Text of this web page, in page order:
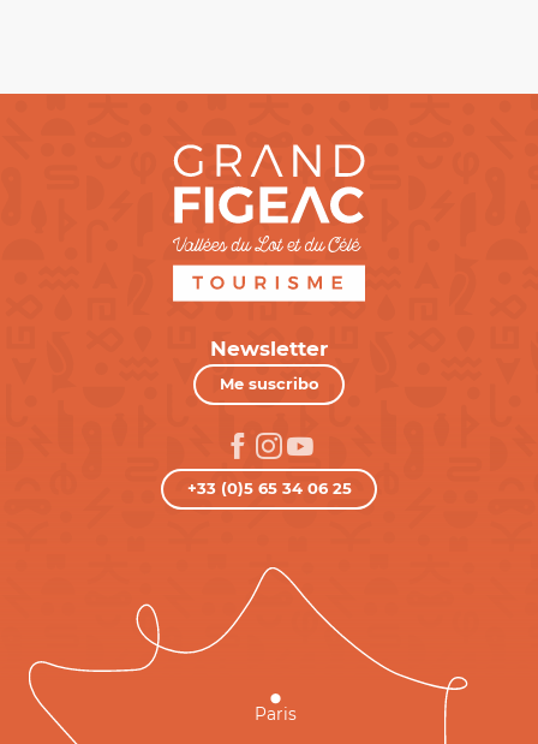
Newsletter
Me suscribo
+33 (0)5 65 34 06 25
Paris